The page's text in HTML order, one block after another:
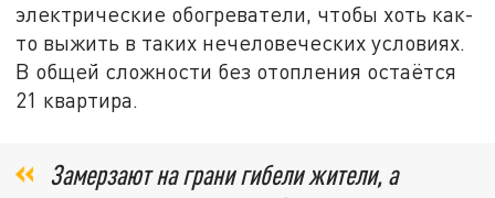
электрические обогреватели, чтобы хоть как-
то выжить в таких нечеловеческих условиях.
В общей сложности без отопления остаётся
21 квартира.
Замерзают на грани гибели жители, а